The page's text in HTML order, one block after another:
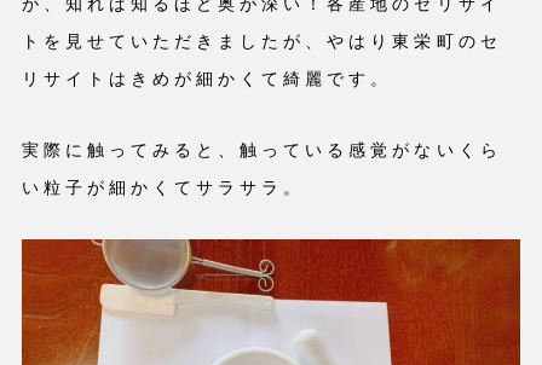
トを見せていただきましたが、やはり東栄町のセ
リサイトはきめが細かくて綺麗です。
実際に触ってみると、触っている感覚がないくら
い粒子が細かくてサラサラ。